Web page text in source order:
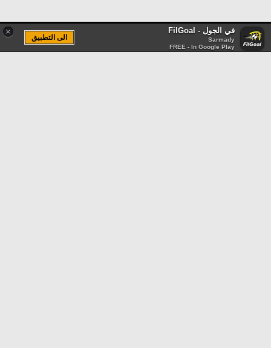
× في الجول - FilGoal
Sarmady
FREE - In Google Play
الى التطبيق